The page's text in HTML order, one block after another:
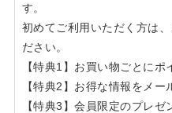
す。
初めてご利用いただく方は
ださい。
【特典1】お買い物ごとにポ
【特典2】お得な情報をメ
【特典3】会員限定のプレ